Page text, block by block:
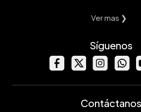
Ver mas ❯
Síguenos
Contáctanos